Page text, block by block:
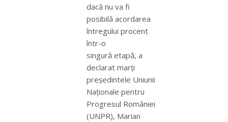
dacă nu va fi
posibilă acordarea
întregului procent
într-o
singură etapă, a
declarat marţi
preşedintele Uniunii
Naţionale pentru
Progresul României
(UNPR), Marian